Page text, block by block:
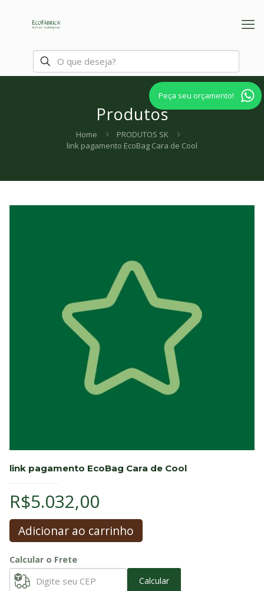
Produtos
Peça seu orçamento!
Home
PRODUTOS SK
link pagamento EcoBag Cara de Cool
link pagamento EcoBag Cara de Cool
R$5.032,00
Adicionar ao carrinho
Calcular o Frete
Calcular